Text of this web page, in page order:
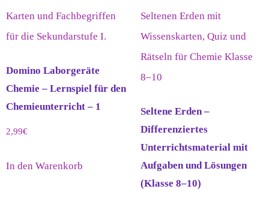
Domino Laborgeräte
Chemie – Lernspiel für den
Chemieunterricht – 1
2,99€
In den Warenkorb
Seltene Erden –
Differenziertes
Unterrichtsmaterial mit
Aufgaben und Lösungen
(Klasse 8–10)